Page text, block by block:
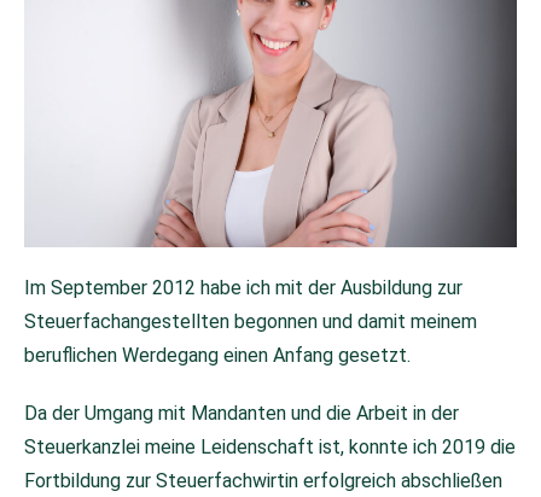
Im September 2012 habe ich mit der Ausbildung zur
Steuerfachangestellten begonnen und damit meinem
beruflichen Werdegang einen Anfang gesetzt.
Da der Umgang mit Mandanten und die Arbeit in der
Steuerkanzlei meine Leidenschaft ist, konnte ich 2019 die
Fortbildung zur Steuerfachwirtin erfolgreich abschließen